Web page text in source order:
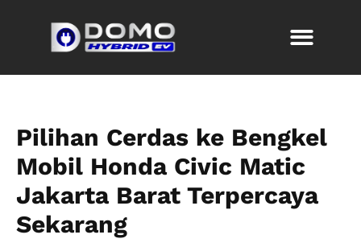
Pilihan Cerdas ke Bengkel
Mobil Honda Civic Matic
Jakarta Barat Terpercaya
Sekarang